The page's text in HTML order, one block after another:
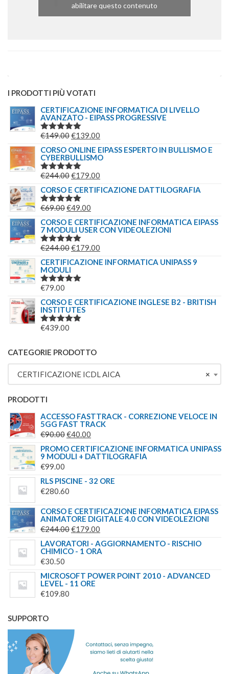
abilitare questo contenuto
I PRODOTTI PIÙ VOTATI
CERTIFICAZIONE INFORMATICA DI LIVELLO
AVANZATO - EIPASS PROGRESSIVE
VALUTATO
€149.00IL
PREZZO
ORIGINALE
ERA:
€139.00
PREZZO
ATTUALE
CORSO ONLINE EIPASS ESPERTO IN BULLISMO E
CYBERBULLISMO
VALUTATO
€244.00IL
PREZZO
ORIGINALE
ERA:
€244.00.
€179.00
PREZZO
€179.00.
CORSO E CERTIFICAZIONE DATTILOGRAFIA
VALUTATO
€69.00IL
PREZZO
ORIGINALE
ERA:
€49.00
PREZZO
ATTUALE
È:
CORSO E CERTIFICAZIONE INFORMATICA EIPASS
7 MODULI USER CON VIDEOLEZIONI
VALUTATO
€244.00IL
PREZZO
ERA:
€179.00
PREZZO
CERTIFICAZIONE INFORMATICA UNIPASS 9
MODULI
VALUTATO
€79.00
CORSO E CERTIFICAZIONE INGLESE B2 - BRITISH
INSTITUTES
VALUTATO
€439.00
CATEGORIE PRODOTTO
×
CERTIFICAZIONE ICDL AICA
PRODOTTI
ACCESSO FASTTRACK - CORREZIONE VELOCE IN
5GG FAST TRACK
€90.00IL
PREZZO
ORIGINALE
€90.00.
€40.00
PREZZO
ATTUALE
€40.00.
PROMO CERTIFICAZIONE INFORMATICA UNIPASS
9 MODULI + DATTILOGRAFIA
€99.00
RLS PISCINE - 32 ORE
€280.60
CORSO E CERTIFICAZIONE INFORMATICA EIPASS
ANIMATORE DIGITALE 4.0 CON VIDEOLEZIONI
€244.00IL
PREZZO
ORIGINALE
€244.00.
€179.00
PREZZO
ATTUALE
€179.00.
LAVORATORI - AGGIORNAMENTO - RISCHIO
CHIMICO - 1 ORA
€30.50
MICROSOFT POWER POINT 2010 - ADVANCED
LEVEL - 11 ORE
€109.80
SUPPORTO